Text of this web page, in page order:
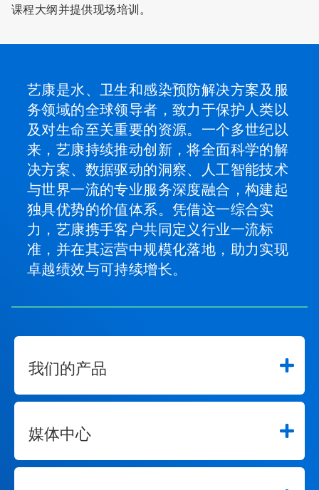
课程大纲并提供现场培训。
艺康是水、卫生和感染预防解决方案及服
务领域的全球领导者，致力于保护人类以
及对生命至关重要的资源。一个多世纪以
来，艺康持续推动创新，将全面科学的解
决方案、数据驱动的洞察、人工智能技术
与世界一流的专业服务深度融合，构建起
独具优势的价值体系。凭借这一综合实
力，艺康携手客户共同定义行业一流标
准，并在其运营中规模化落地，助力实现
卓越绩效与可持续增长。
我们的产品
媒体中心